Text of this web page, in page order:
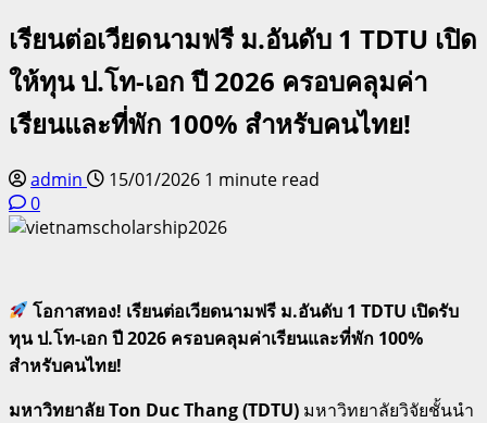
เรียนต่อเวียดนามฟรี ม.อันดับ 1 TDTU เปิด
ให้ทุน ป.โท-เอก ปี 2026 ครอบคลุมค่า
เรียนและที่พัก 100% สำหรับคนไทย!
admin 15/01/2026 1 minute read
0
โอกาสทอง! เรียนต่อเวียดนามฟรี ม.อันดับ 1 TDTU เปิดรับ
ทุน ป.โท-เอก ปี 2026 ครอบคลุมค่าเรียนและที่พัก 100%
สำหรับคนไทย!
มหาวิทยาลัย Ton Duc Thang (TDTU) มหาวิทยาลัยวิจัยชั้นนำ